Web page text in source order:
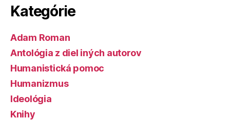
Kategórie
Adam Roman
Antológia z diel iných autorov
Humanistická pomoc
Humanizmus
Ideológia
Knihy